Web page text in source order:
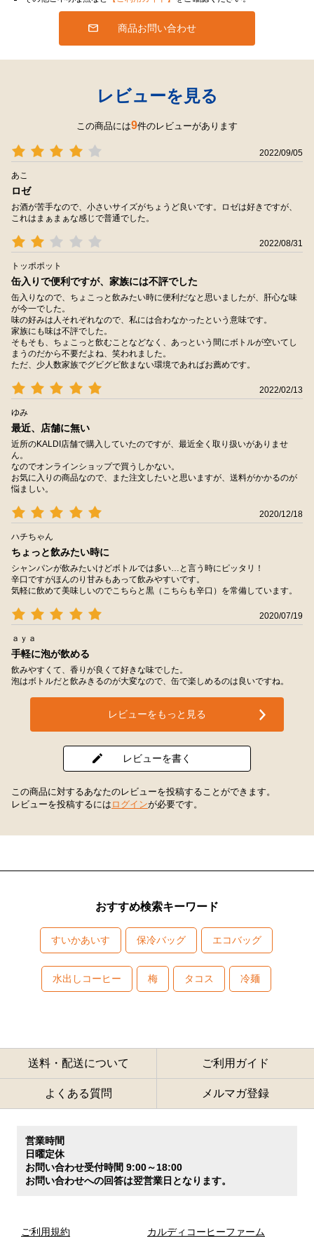
商品お問い合わせ
レビューを見る
この商品には9件のレビューがあります
2022/09/05
あこ
ロゼ
お酒が苦手なので、小さいサイズがちょうど良いです。ロゼは好きですが、
これはまぁまぁな感じで普通でした。
2022/08/31
トッポポット
缶入りで便利ですが、家族には不評でした
缶入りなので、ちょこっと飲みたい時に便利だなと思いましたが、肝心な味
が今一でした。
味の好みは人それぞれなので、私には合わなかったという意味です。
家族にも味は不評でした。
そもそも、ちょこっと飲むことなどなく、あっという間にボトルが空いてし
まうのだから不要だよね、笑われました。
ただ、少人数家族でグビグビ飲まない環境であればお薦めです。
2022/02/13
ゆみ
最近、店舗に無い
近所のKALDI店舗で購入していたのですが、最近全く取り扱いがありませ
ん。
なのでオンラインショップで買うしかない。
お気に入りの商品なので、また注文したいと思いますが、送料がかかるのが
悩ましい。
2020/12/18
ハチちゃん
ちょっと飲みたい時に
シャンパンが飲みたいけどボトルでは多い…と言う時にピッタリ！
辛口ですがほんのり甘みもあって飲みやすいです。
気軽に飲めて美味しいのでこちらと黒（こちらも辛口）を常備しています。
2020/07/19
ａｙａ
手軽に泡が飲める
飲みやすくて、香りが良くて好きな味でした。
泡はボトルだと飲みきるのが大変なので、缶で楽しめるのは良いですね。
レビューをもっと見る
レビューを書く
この商品に対するあなたのレビューを投稿することができます。
レビューを投稿するには ログインが必要です。
おすすめ検索キーワード
すいかあいす 保冷バッグ エコバッグ
水出しコーヒー 梅 タコス 冷麺
送料・配送について ご利用ガイド
よくある質問 メルマガ登録
営業時間
日曜定休
お問い合わせ受付時間 9:00～18:00
お問い合わせへの回答は翌営業日となります。
ご利用規約 カルディコーヒーファーム